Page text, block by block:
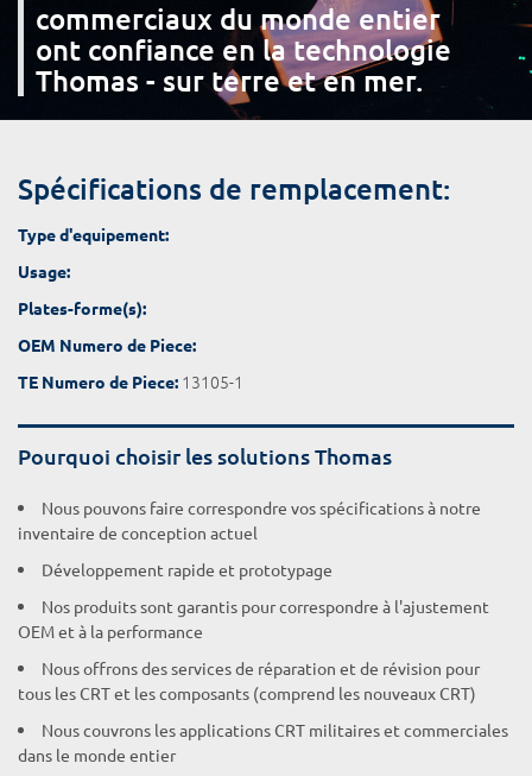
commerciaux du monde entier
ont confiance en la technologie
Thomas - sur terre et en mer.
Spécifications de remplacement:
Type d'equipement:
Usage:
Plates-forme(s):
OEM Numero de Piece:
TE Numero de Piece: 13105-1
Pourquoi choisir les solutions Thomas
Nous pouvons faire correspondre vos spécifications à notre
inventaire de conception actuel
Développement rapide et prototypage
Nos produits sont garantis pour correspondre à l'ajustement
OEM et à la performance
Nous offrons des services de réparation et de révision pour
tous les CRT et les composants (comprend les nouveaux CRT)
Nous couvrons les applications CRT militaires et commerciales
dans le monde entier